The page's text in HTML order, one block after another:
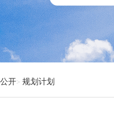
开 规划计划